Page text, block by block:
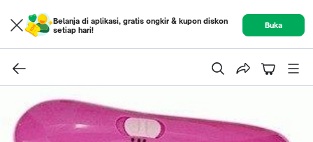
Belanja di aplikasi, gratis ongkir & kupon diskon
setiap hari!
Buka